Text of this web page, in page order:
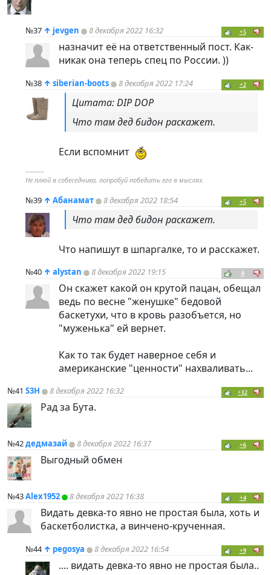
№37 ↑ jevgen 8 декабря 2022 16:32 +5
назначит её на ответственный пост. Как-
никак она теперь спец по России. ))
№38 ↑ siberian-boots 8 декабря 2022 17:24 +2
Цитата: DIP DOP
Что там дед бидон раскажет.
Если вспомнит
----------
Не плюй в собеседника, попробуй победить его в мыслях.
№39 ↑ Абанамат 8 декабря 2022 18:54 +5
Что там дед бидон раскажет.
Что напишут в шпаргалке, то и расскажет.
№40 ↑ alystan 8 декабря 2022 19:15 0
Он скажет какой он крутой пацан, обещал
ведь по весне "женушке" бедовой
баскетухи, что в кровь разобъется, но
"муженька" ей вернет.
Как то так будет наверное себя и
американские "ценности" нахваливать...
№41 S3H 8 декабря 2022 16:32 +12
Рад за Бута.
№42дедмазай 8 декабря 2022 16:37 +6
Выгодный обмен
№43Alex1952 8 декабря 2022 16:38 +4
Видать девка-то явно не простая была, хоть и
баскетболистка, а винчено-крученная.
№44 ↑ pegosya 8 декабря 2022 16:54 +9
.... видать девка-то явно не простая была..